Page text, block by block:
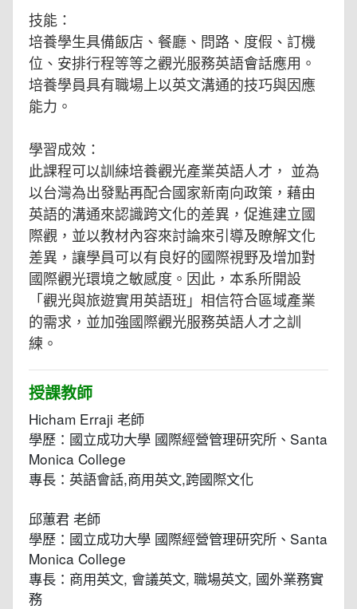
技能：
培養學生具備飯店、餐廳、問路、度假、訂機
位、安排行程等等之觀光服務英語會話應用。
培養學員具有職場上以英文溝通的技巧與因應
能力。
學習成效：
此課程可以訓綀培養觀光產業英語人才， 並為
以台灣為出發點再配合國家新南向政策，藉由
英語的溝通來認識跨文化的差異，促進建立國
際觀，並以教材內容來討論來引導及瞭解文化
差異，讓學員可以有良好的國際視野及增加對
國際觀光環境之敏感度。因此，本系所開設
「觀光與旅遊實用英語班」相信符合區域產業
的需求，並加強國際觀光服務英語人才之訓
練。
授課教師
Hicham Erraji 老師
學歷：國立成功大學 國際經營管理研究所、Santa
Monica College
專長：英語會話,商用英文,跨國際文化
邱蕙君 老師
學歷：國立成功大學 國際經營管理研究所、Santa
Monica College
專長：商用英文, 會議英文, 職場英文, 國外業務實
務